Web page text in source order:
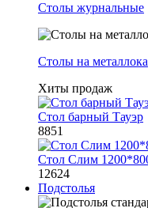
Столы журнальные
Столы на
Хиты продаж
Стол барный Тауэр
8851
Стол Слим
12624
Подстолья